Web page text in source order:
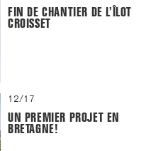
FIN DE CHANTIER DE L’ÎLOT
CROISSET
12/17
UN PREMIER PROJET EN
BRETAGNE!